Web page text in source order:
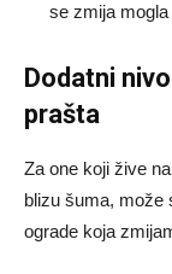
se zmija mogla
Dodatni
prašta
Za one koji žive
blizu šuma, može
ograde koja